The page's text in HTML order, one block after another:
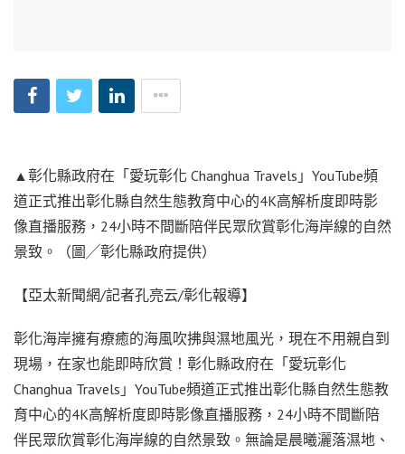
▲彰化縣政府在「愛玩彰化 Changhua Travels」YouTube頻
道正式推出彰化縣自然生態教育中心的4K高解析度即時影
像直播服務，24小時不間斷陪伴民眾欣賞彰化海岸線的自然
景致。（圖╱彰化縣政府提供）
【亞太新聞網/記者孔亮云/彰化報導】
彰化海岸擁有療癒的海風吹拂與濕地風光，現在不用親自到
現場，在家也能即時欣賞！彰化縣政府在「愛玩彰化
Changhua Travels」YouTube頻道正式推出彰化縣自然生態教
育中心的4K高解析度即時影像直播服務，24小時不間斷陪
伴民眾欣賞彰化海岸線的自然景致。無論是晨曦灑落濕地、